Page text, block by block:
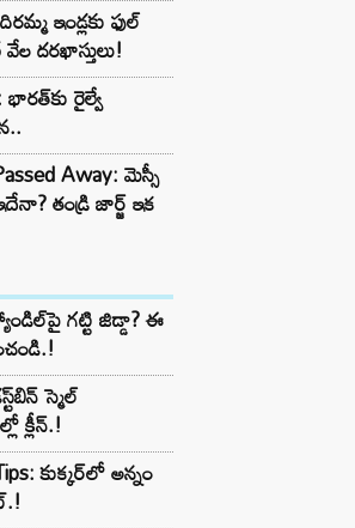
ఇండ్లకు ఫుల్
దరఖాస్తులు!
భారత్‌కు రైల్వే
Away: మెస్సీ
తండ్రి జార్జ్ ఇక
గట్టి జిడ్డా? ఈ
స్మెల్
క్లీన్.!
కుక్కర్‌లో అన్నం